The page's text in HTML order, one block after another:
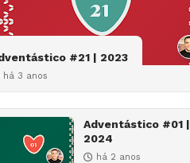
#21 | 2023
há 3 anos
Adventástico #01 |
2024
há 2 anos